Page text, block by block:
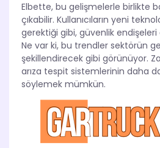
Elbette, bu gelişmelerle birlikte
çıkabilir. Kullanıcıların yeni
gerektiği gibi, güvenlik
Ne var ki, bu trendler sektörün
şekillendirecek gibi görünüyor.
arıza tespit sistemlerinin daha
söylemek mümkün.